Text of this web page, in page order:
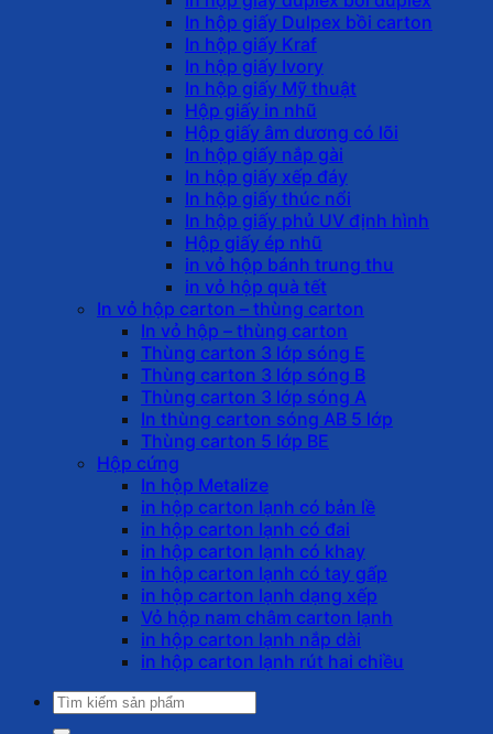
In hộp giấy Dulpex bồi carton
In hộp giấy Kraf
In hộp giấy Ivory
In hộp giấy Mỹ thuật
Hộp giấy in nhũ
Hộp giấy âm dương có lõi
In hộp giấy nắp gài
In hộp giấy xếp đáy
In hộp giấy thúc nổi
In hộp giấy phủ UV định hình
Hộp giấy ép nhũ
in vỏ hộp bánh trung thu
in vỏ hộp quà tết
In vỏ hộp carton – thùng carton
In vỏ hộp – thùng carton
Thùng carton 3 lớp sóng E
Thùng carton 3 lớp sóng B
Thùng carton 3 lớp sóng A
In thùng carton sóng AB 5 lớp
Thùng carton 5 lớp BE
Hộp cứng
In hộp Metalize
in hộp carton lạnh có bản lề
in hộp carton lạnh có đai
in hộp carton lạnh có khay
in hộp carton lạnh có tay gấp
in hộp carton lạnh dạng xếp
Vỏ hộp nam châm carton lạnh
in hộp carton lạnh nắp dài
in hộp carton lạnh rút hai chiều
Tìm
kiếm: